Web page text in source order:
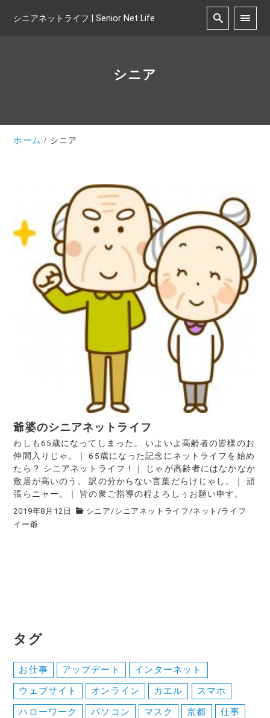
シニアネットライフ | Senior Net Life
シニア
ホーム シニア
爺婆のシニアネットライフ
わしも65歳になってしまった。 いよいよ高齢者の皆様のお
仲間入りじゃ。｜ 65歳になった記念にネットライフを始め
たら？ シニアネットライフ！｜ じゃが高齢者にはなかなか
敷居が高いのう。 訳の分からない言葉だらけじゃし。｜ 頑
張らニャー。｜ 皆の衆ご指導の程よろしぅお願い申す。
2019年8月12日 シニア /シニアネットライフ /ネット /ライフ
イー爺
タグ
お仕事 アップデート
インターネット
ウェブサイト
オンライン カエル
スマホ
ハローワーク
パソコン マスク 京都
仕事